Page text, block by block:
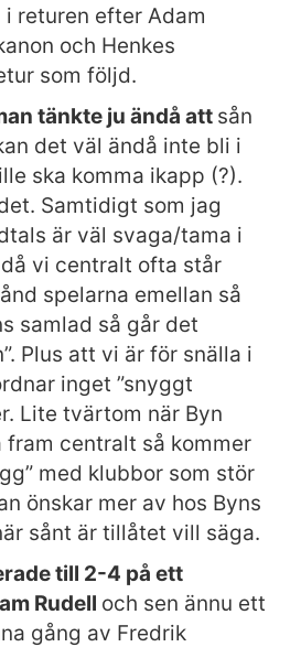
returen efter Adam
och Henkes
som följd.
tänkte ju ändå att sån
det väl ändå inte bli i
ska komma ikapp (?).
Samtidigt som jag
är väl svaga/tama i
vi centralt ofta står
spelarna emellan så
samlad så går det
Plus att vi är för snälla i
inget ”snyggt
Lite tvärtom när Byn
fram centralt så kommer
med klubbor som stör
önskar mer av hos Byns
sånt är tillåtet vill säga.
till 2-4 på ett
Rudell och sen ännu ett
gång av Fredrik